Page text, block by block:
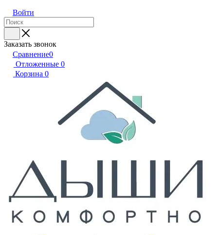
Войти
Заказать звонок
Сравнение0
Отложенные 0
Корзина 0